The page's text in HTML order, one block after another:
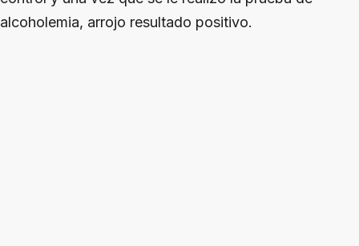
alcoholemia, arrojo resultado positivo.